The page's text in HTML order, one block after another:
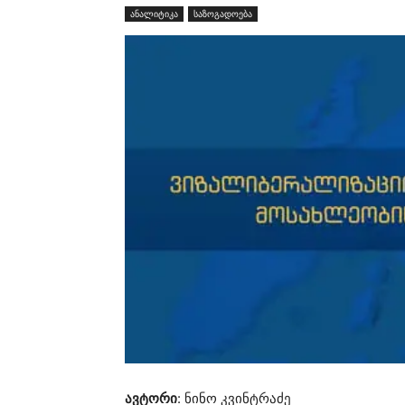
ანალიტიკა საზოგადოება
ავტორი: ნინო კვინტრაძე